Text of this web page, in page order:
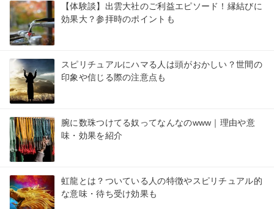
【体験談】出雲大社のご利益エピソード！縁結びに
効果大？参拝時のポイントも
スピリチュアルにハマる人は頭がおかしい？世間の
印象や信じる際の注意点も
腕に数珠つけてる奴ってなんなのwww｜理由や意
味・効果を紹介
虹龍とは？ついている人の特徴やスピリチュアル的
な意味・待ち受け効果も